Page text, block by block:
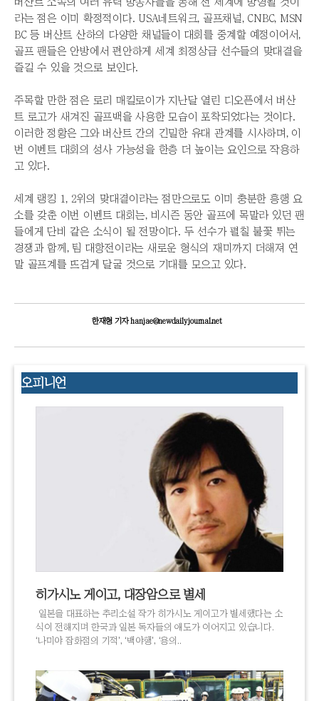
라는 점은 이미 확정적이다. USA네트워크, 골프채널, CNBC, MSN
BC 등 버산트 산하의 다양한 채널들이 대회를 중계할 예정이어서,
골프 팬들은 안방에서 편안하게 세계 최정상급 선수들의 맞대결을
즐길 수 있을 것으로 보인다.
주목할 만한 점은 로리 매킬로이가 지난달 열린 디오픈에서 버산
트 로고가 새겨진 골프백을 사용한 모습이 포착되었다는 것이다.
이러한 정황은 그와 버산트 간의 긴밀한 유대 관계를 시사하며, 이
번 이벤트 대회의 성사 가능성을 한층 더 높이는 요인으로 작용하
고 있다.
세계 랭킹 1, 2위의 맞대결이라는 점만으로도 이미 충분한 흥행 요
소를 갖춘 이번 이벤트 대회는, 비시즌 동안 골프에 목말라 있던 팬
들에게 단비 같은 소식이 될 전망이다. 두 선수가 펼칠 불꽃 튀는
경쟁과 함께, 팀 대항전이라는 새로운 형식의 재미까지 더해져 연
말 골프계를 뜨겁게 달굴 것으로 기대를 모으고 있다.
한재형 기자 hanjae@newdailyjournal.net
오피니언
히가시노 게이고, 대장암으로 별세
일본을 대표하는 추리소설 작가 히가시노 게이고가 별세했다는 소
식이 전해지며 한국과 일본 독자들의 애도가 이어지고 있습니다.
‘나미야 잡화점의 기적’, ‘백야행’, ‘용의..